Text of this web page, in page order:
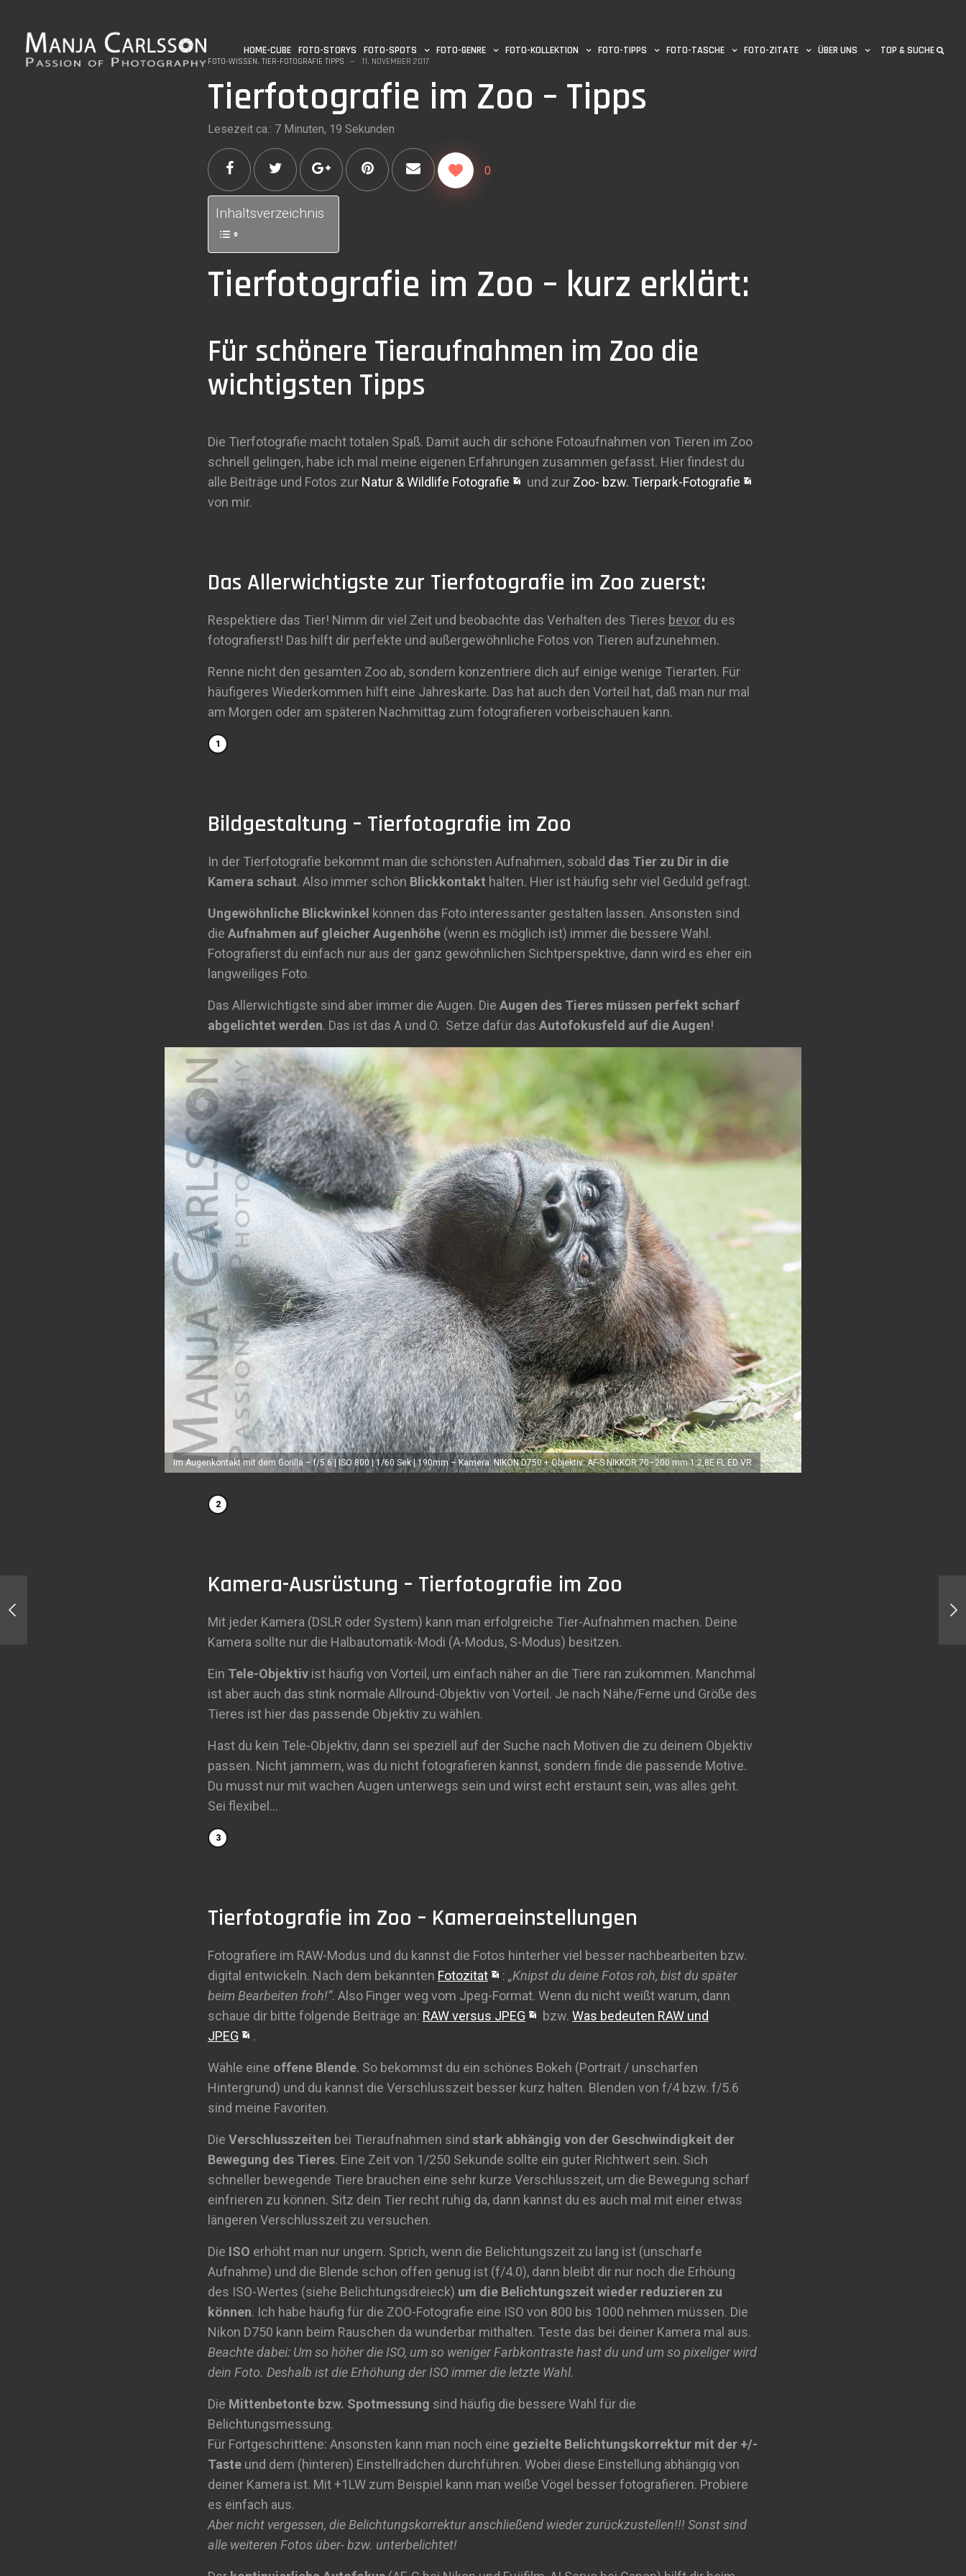
HOME-CUBE FOTO-STORYS FOTO-SPOTS FOTO-GENRE FOTO-KOLLEKTION FOTO-TIPPS FOTO-TASCHE FOTO-ZITATE ÜBER UNS TOP & SUCHE
FOTO-WISSEN, TIER-FOTOGRAFIE TIPPS 11. NOVEMBER 2017
Tierfotografie im Zoo – Tipps
Lesezeit ca.: 7 Minuten, 19 Sekunden
0
Inhaltsverzeichnis
Tierfotografie im Zoo – kurz erklärt:
Für schönere Tieraufnahmen im Zoo die
wichtigsten Tipps
Die Tierfotografie macht totalen Spaß. Damit auch dir schöne Fotoaufnahmen von Tieren im Zoo
schnell gelingen, habe ich mal meine eigenen Erfahrungen zusammen gefasst. Hier findest du
alle Beiträge und Fotos zur Natur & Wildlife Fotografie und zur Zoo- bzw. Tierpark-Fotografie
von mir.
Das Allerwichtigste zur Tierfotografie im Zoo zuerst:
Respektiere das Tier! Nimm dir viel Zeit und beobachte das Verhalten des Tieres bevor du es
fotografierst! Das hilft dir perfekte und außergewöhnliche Fotos von Tieren aufzunehmen.
Renne nicht den gesamten Zoo ab, sondern konzentriere dich auf einige wenige Tierarten. Für
häufigeres Wiederkommen hilft eine Jahreskarte. Das hat auch den Vorteil hat, daß man nur mal
am Morgen oder am späteren Nachmittag zum fotografieren vorbeischauen kann.
Bildgestaltung – Tierfotografie im Zoo
In der Tierfotografie bekommt man die schönsten Aufnahmen, sobald das Tier zu Dir in die
Kamera schaut. Also immer schön Blickkontakt halten. Hier ist häufig sehr viel Geduld gefragt.
Ungewöhnliche Blickwinkel können das Foto interessanter gestalten lassen. Ansonsten sind
die Aufnahmen auf gleicher Augenhöhe (wenn es möglich ist) immer die bessere Wahl.
Fotografierst du einfach nur aus der ganz gewöhnlichen Sichtperspektive, dann wird es eher ein
langweiliges Foto.
Das Allerwichtigste sind aber immer die Augen. Die Augen des Tieres müssen perfekt scharf
abgelichtet werden. Das ist das A und O. Setze dafür das Autofokusfeld auf die Augen!
Im Augenkontakt mit dem Gorilla – f/5.6 | ISO 800 | 1/60 Sek | 190mm – Kamera: NIKON D750 + Objektiv: AF-S NIKKOR 70–200 mm 1:2,8E FL ED VR
Kamera-Ausrüstung – Tierfotografie im Zoo
Mit jeder Kamera (DSLR oder System) kann man erfolgreiche Tier-Aufnahmen machen. Deine
Kamera sollte nur die Halbautomatik-Modi (A-Modus, S-Modus) besitzen.
Ein Tele-Objektiv ist häufig von Vorteil, um einfach näher an die Tiere ran zukommen. Manchmal
ist aber auch das stink normale Allround-Objektiv von Vorteil. Je nach Nähe/Ferne und Größe des
Tieres ist hier das passende Objektiv zu wählen.
Hast du kein Tele-Objektiv, dann sei speziell auf der Suche nach Motiven die zu deinem Objektiv
passen. Nicht jammern, was du nicht fotografieren kannst, sondern finde die passende Motive.
Du musst nur mit wachen Augen unterwegs sein und wirst echt erstaunt sein, was alles geht.
Sei flexibel…
Tierfotografie im Zoo – Kameraeinstellungen
Fotografiere im RAW-Modus und du kannst die Fotos hinterher viel besser nachbearbeiten bzw.
digital entwickeln. Nach dem bekannten Fotozitat : „Knipst du deine Fotos roh, bist du später
beim Bearbeiten froh!“. Also Finger weg vom Jpeg-Format. Wenn du nicht weißt warum, dann
schaue dir bitte folgende Beiträge an: RAW versus JPEG bzw. Was bedeuten RAW und
JPEG
.
Wähle eine offene Blende. So bekommst du ein schönes Bokeh (Portrait / unscharfen
Hintergrund) und du kannst die Verschlusszeit besser kurz halten. Blenden von f/4 bzw. f/5.6
sind meine Favoriten.
Die Verschlusszeiten bei Tieraufnahmen sind stark abhängig von der Geschwindigkeit der
Bewegung des Tieres. Eine Zeit von 1/250 Sekunde sollte ein guter Richtwert sein. Sich
schneller bewegende Tiere brauchen eine sehr kurze Verschlusszeit, um die Bewegung scharf
einfrieren zu können. Sitz dein Tier recht ruhig da, dann kannst du es auch mal mit einer etwas
längeren Verschlusszeit zu versuchen.
Die ISO erhöht man nur ungern. Sprich, wenn die Belichtungszeit zu lang ist (unscharfe
Aufnahme) und die Blende schon offen genug ist (f/4.0), dann bleibt dir nur noch die Erhöung
des ISO-Wertes (siehe Belichtungsdreieck) um die Belichtungszeit wieder reduzieren zu
können. Ich habe häufig für die ZOO-Fotografie eine ISO von 800 bis 1000 nehmen müssen. Die
Nikon D750 kann beim Rauschen da wunderbar mithalten. Teste das bei deiner Kamera mal aus.
Beachte dabei: Um so höher die ISO, um so weniger Farbkontraste hast du und um so pixeliger wird
dein Foto. Deshalb ist die Erhöhung der ISO immer die letzte Wahl.
Die Mittenbetonte bzw. Spotmessung sind häufig die bessere Wahl für die
Belichtungsmessung.
Für Fortgeschrittene: Ansonsten kann man noch eine gezielte Belichtungskorrektur mit der +/-
Taste und dem (hinteren) Einstellrädchen durchführen. Wobei diese Einstellung abhängig von
deiner Kamera ist. Mit +1LW zum Beispiel kann man weiße Vögel besser fotografieren. Probiere
es einfach aus.
Aber nicht vergessen, die Belichtungskorrektur anschließend wieder zurückzustellen!!! Sonst sind
alle weiteren Fotos über- bzw. unterbelichtet!